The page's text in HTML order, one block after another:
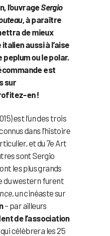
l’ouvrageSergio
, à paraître
de mieux
aussi à l’aise
peplum ou le polar.
est
sur
en !
est l’un des trois
dans l’histoire
et du 7e Art
sont Sergio
les plus grands
du western furent
, un cinéaste sur
– par ailleurs
de l’association
qui célèbrera les 25